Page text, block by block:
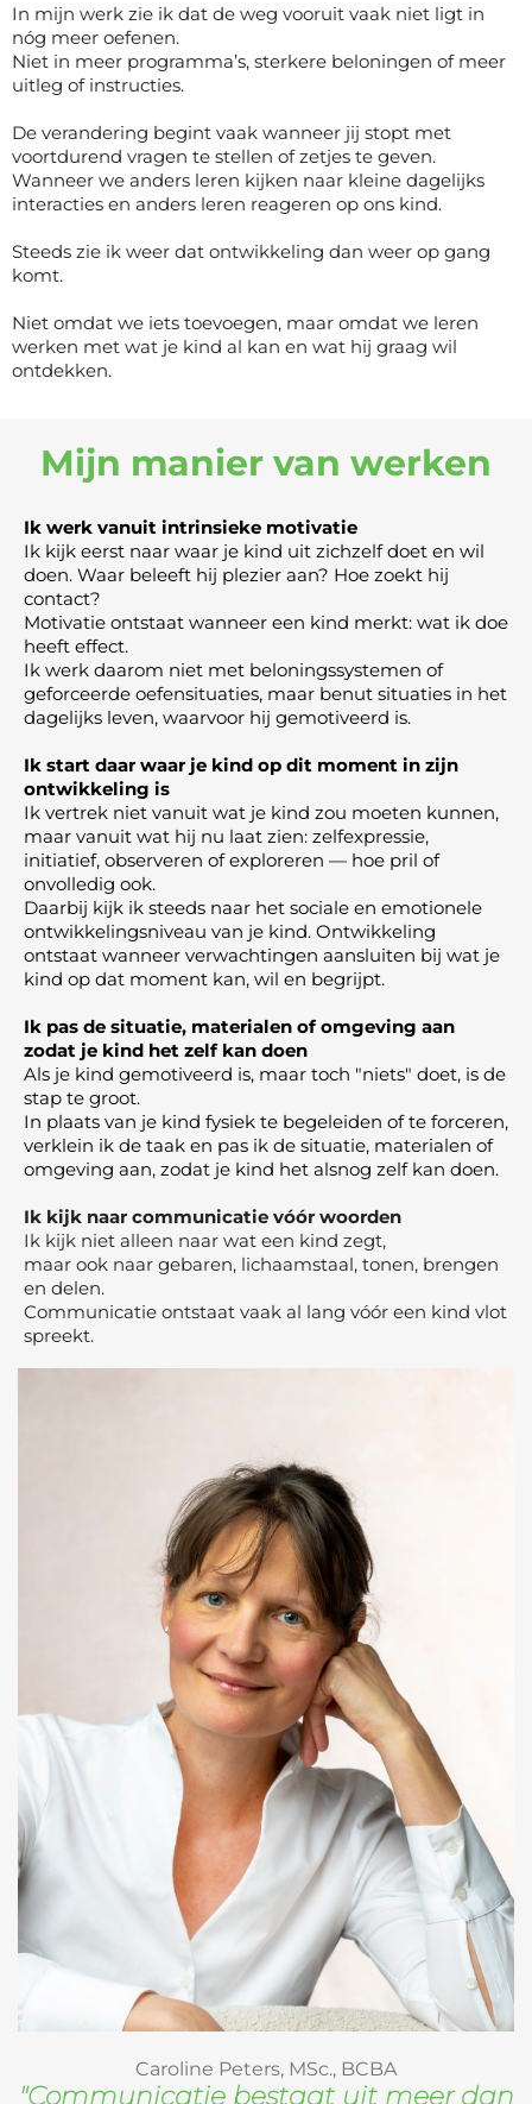
In mijn werk zie ik dat de weg vooruit vaak niet ligt in
nóg meer oefenen.
Niet in meer programma’s, sterkere beloningen of meer
uitleg of instructies.
De verandering begint vaak wanneer jij stopt met
voortdurend vragen te stellen of zetjes te geven.
Wanneer we anders leren kijken naar kleine dagelijks
interacties en anders leren reageren op ons kind.
Steeds zie ik weer dat ontwikkeling dan weer op gang
komt.
Niet omdat we iets toevoegen, maar omdat we leren
werken met wat je kind al kan en wat hij graag wil
ontdekken.
Mijn manier van werken
Ik werk vanuit intrinsieke motivatie
Ik kijk eerst naar waar je kind uit zichzelf doet en wil
doen. Waar beleeft hij plezier aan? Hoe zoekt hij
contact?
Motivatie ontstaat wanneer een kind merkt: wat ik doe
heeft effect.
Ik werk daarom niet met beloningssystemen of
geforceerde oefensituaties, maar benut situaties in het
dagelijks leven, waarvoor hij gemotiveerd is.
Ik start daar waar je kind op dit moment in zijn
ontwikkeling is
Ik vertrek niet vanuit wat je kind zou moeten kunnen,
maar vanuit wat hij nu laat zien: zelfexpressie,
initiatief, observeren of exploreren — hoe pril of
onvolledig ook.
Daarbij kijk ik steeds naar het sociale en emotionele
ontwikkelingsniveau van je kind. Ontwikkeling
ontstaat wanneer verwachtingen aansluiten bij wat je
kind op dat moment kan, wil en begrijpt.
Ik pas de situatie, materialen of omgeving aan
zodat je kind het zelf kan doen
Als je kind gemotiveerd is, maar toch "niets" doet, is de
stap te groot.
In plaats van je kind fysiek te begeleiden of te forceren,
verklein ik de taak en pas ik de situatie, materialen of
omgeving aan, zodat je kind het alsnog zelf kan doen.
Ik kijk naar communicatie vóór woorden
Ik kijk niet alleen naar wat een kind zegt,
maar ook naar gebaren, lichaamstaal, tonen, brengen
en delen.
Communicatie ontstaat vaak al lang vóór een kind vlot
spreekt.
Caroline Peters, MSc., BCBA
"Communicatie bestaat uit meer dan